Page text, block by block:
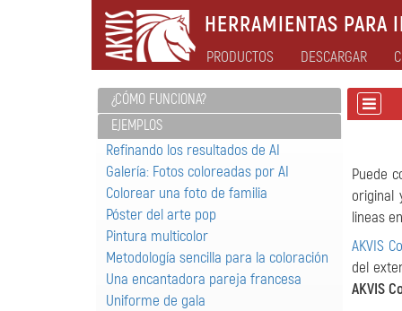
HERRAMIENTAS PARA
PRODUCTOS DESCARGAR
¿CÓMO FUNCIONA?
EJEMPLOS
Refinando los resultados de AI
Galería: Fotos coloreadas por AI
Colorear una foto de familia
Póster del arte pop
Pintura multicolor
Metodología sencilla para la coloración
Una encantadora pareja francesa
Uniforme de gala
Puede
original
lineas
AKVIS
del
AKVIS